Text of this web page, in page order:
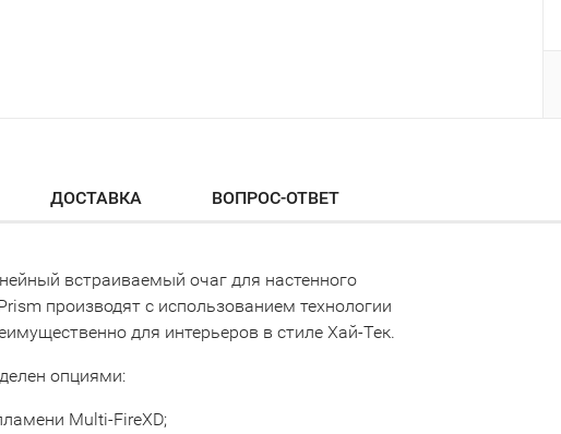
ДОСТАВКА ВОПРОС-ОТВЕТ
встраиваемый очаг для настенного
производят с использованием технологии
для интерьеров в стиле Хай-Тек.
опциями:
Multi-FireXD;